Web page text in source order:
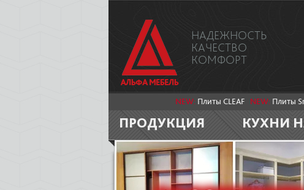
НАДЕЖНОСТЬ
КАЧЕСТВО
КОМФОРТ
NEW: Плиты CLEAF NEW: Плиты
ПРОДУКЦИЯ КУХНИ